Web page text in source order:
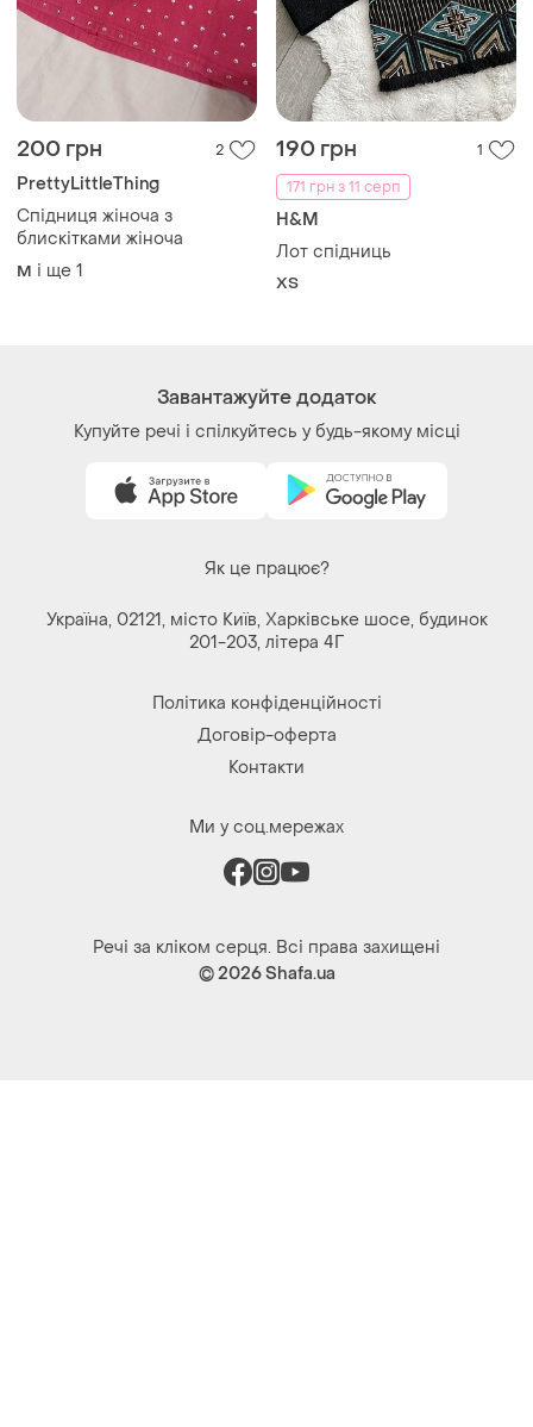
200 грн 2
PrettyLittleThing
Спідниця жіноча з
блискітками жіноча
M і ще 1
190 грн
1
171 грн з 11 серп
H&M
Лот спідниць
ХS
Завантажуйте додаток
Купуйте речі і спілкуйтесь у будь-якому місці
Як це працює?
Україна, 02121, місто Київ, Харківське шосе, будинок
201-203, літера 4Г
Політика конфіденційності
Договір-оферта
Контакти
Ми у соц.мережах
Речі за кліком серця. Всі права захищені
© 2026Shafa.ua